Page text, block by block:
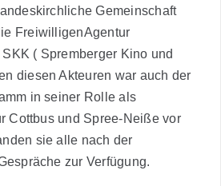
Gemeinschaft
FreiwilligenAgentur
( Spremberger Kino und
diesen Akteuren war auch der
in seiner Rolle als
Cottbus und Spree-Neiße vor
sie alle nach der
zur Verfügung.